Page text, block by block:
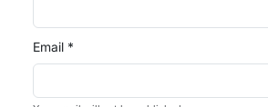
Email *